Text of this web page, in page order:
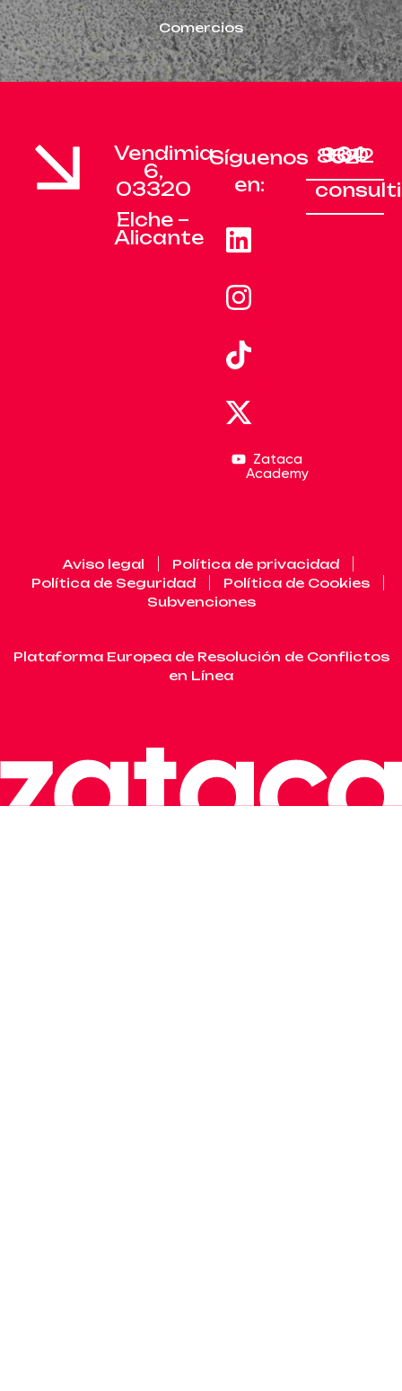
Comercios
Vendimia
6,
03320
Elche –
Alicante
Síguenos
en:
Zataca
Academy
+34 900 83 12 52
Aviso legal
Política de privacidad
Política de Seguridad
Política de Cookies
Subvenciones
Plataforma Europea de Resolución de Conflictos
en Línea